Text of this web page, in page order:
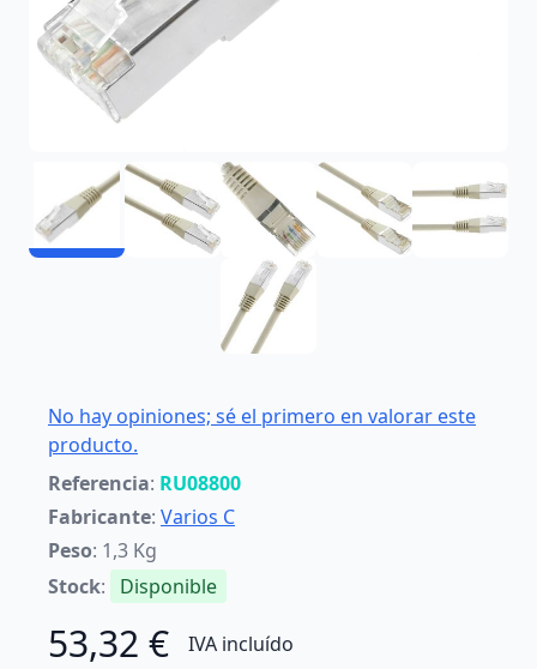
No hay opiniones; sé el primero en valorar este
producto.
Referencia: RU08800
Fabricante: Varios C
Peso: 1,3 Kg
Stock: Disponible
53,32 € IVA incluído